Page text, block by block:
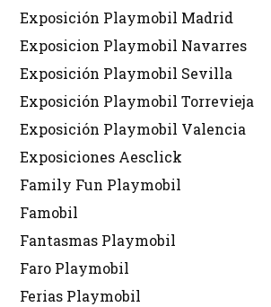
Exposición Playmobil Madrid
Exposicion Playmobil Navarres
Exposición Playmobil Sevilla
Exposición Playmobil Torrevieja
Exposición Playmobil Valencia
Exposiciones Aesclick
Family Fun Playmobil
Famobil
Fantasmas Playmobil
Faro Playmobil
Ferias Playmobil